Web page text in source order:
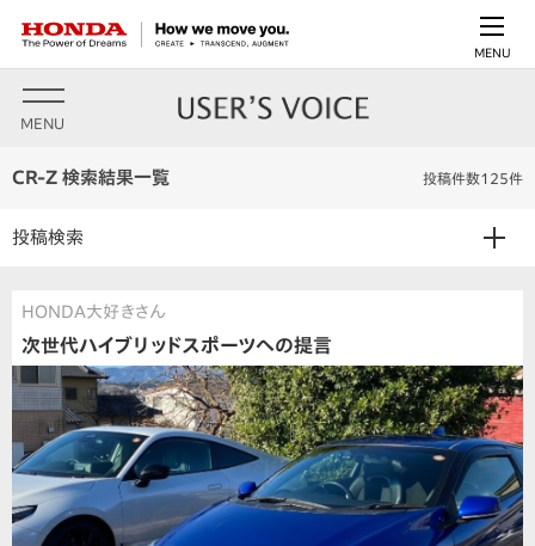
MENU
MENU
CR-Z 検索結果一覧 投稿件数125件
投稿検索
HONDA大好きさん
次世代ハイブリッドスポーツへの提言